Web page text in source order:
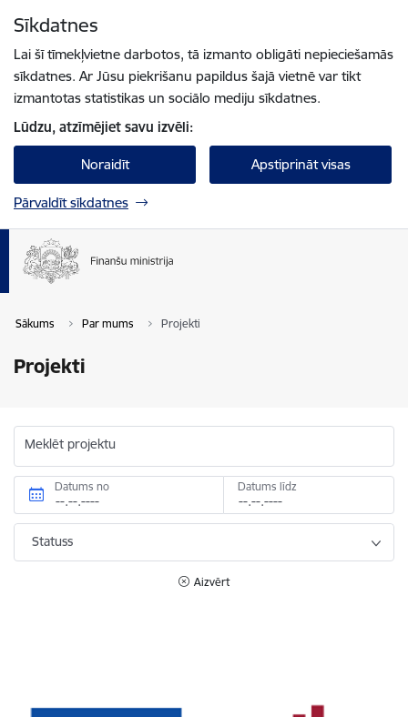
Sīkdatnes
Lai šī tīmekļvietne darbotos, tā izmanto obligāti nepieciešamās
sīkdatnes. Ar Jūsu piekrišanu papildus šajā vietnē var tikt
izmantotas statistikas un sociālo mediju sīkdatnes.
Lūdzu, atzīmējiet savu izvēli:
Noraidīt Apstiprināt visas
Pārvaldīt sīkdatnes
Sākums Par mums Projekti
Projekti
Meklēt projektu
Datums no Datums līdz
Statuss
Aizvērt